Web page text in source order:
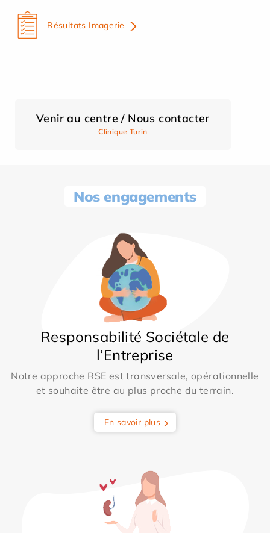
Résultats Imagerie
Venir au centre / Nous contacter
Clinique Turin
Nos engagements
Responsabilité Sociétale de
l’Entreprise
Notre approche RSE est transversale, opérationnelle
et souhaite être au plus proche du terrain.
En savoir plus